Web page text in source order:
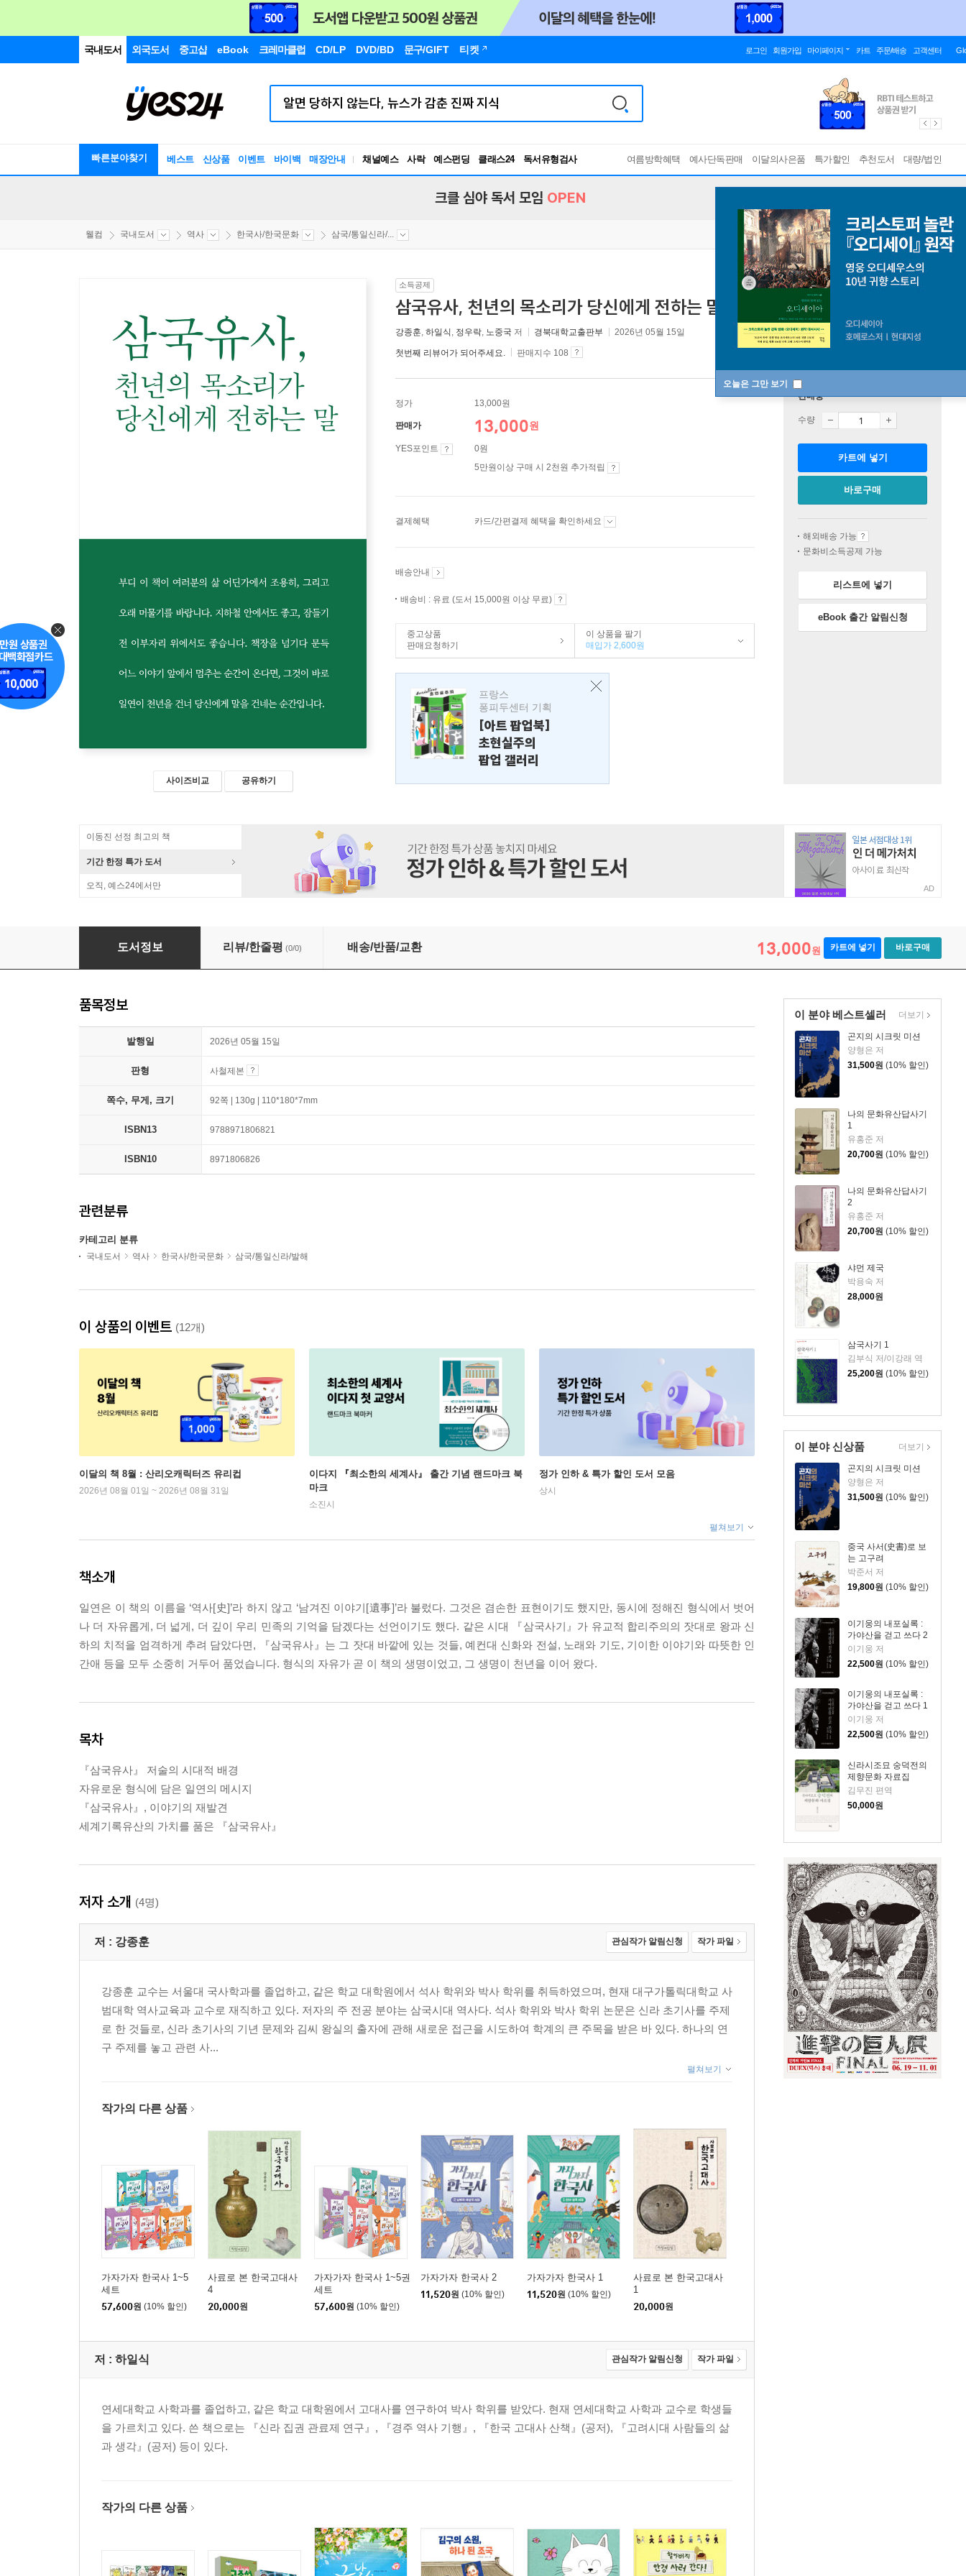
국내도서 외국도서 중고샵 eBook 크레마클럽 CD/LP DVD/BD 문구/GIFT 티켓 로그인 회원가입 마이페이지 카트 주문/배송 고객센터
빠른분야찾기 베스트 신상품 이벤트 바이백 매장안내 채널예스 사락 예스펀딩 클래스24
독서유형검사
RBTI Lab
여름방학혜택 예사단독판매 이달의사은품 특가할인 추천도서 대량/법인
오늘은 그만 보기
크클 심야 독서 모임 OPEN
웰컴 국내도서 역사 한국사/한국문화 삼국/통일신라/...
사이즈비교 공유하기
소득공제
삼국유사, 천년의 목소리가 당신에게 전하는 말
강종훈, 하일식 , 정우락, 노중국 저 경북대학교출판부 2026년 05월 15일
첫번째 리뷰어가 되어주세요. 판매지수 108
정가 13,000원
판매가 13,000원
YES포인트
0원
5만원이상 구매 시 2천원 추가적립
결제혜택 카드/간편결제 혜택을 확인하세요
배송안내
배송비 : 유료 (도서 15,000원 이상 무료)
중고상품
판매요청하기
이 상품을 팔기
매입가 2,600원
프랑스
퐁피두센터 기획
[아트 팝업북]
초현실주의
팝업 갤러리
판매중
수량
카트에 넣기
바로구매
해외배송 가능
문화비소득공제 가능
리스트에 넣기
eBook 출간 알림신청
이동진 선정 최고의 책
기간 한정 특가 도서
오직, 예스24에서만 AD
삼국유사, 천년의 목소리가 당신에게 전하는 말
도서정보 리뷰/한줄평 (0/0) 배송/반품/교환 13,000원 카트에 넣기 바로구매
이 분야 베스트셀러
곤지의 시크릿 미션
양형은 저
31,500원 (10% 할인)
나의 문화유산답사기
1
유홍준 저
20,700원 (10% 할인)
나의 문화유산답사기
2
유홍준 저
20,700원 (10% 할인)
샤먼 제국
박용숙 저
28,000원
삼국사기 1
김부식 저/이강래 역
25,200원 (10% 할인)
더보기
이 분야 신상품
곤지의 시크릿 미션
양형은 저
31,500원 (10% 할인)
중국 사서(史書)로 보
는 고구려
박준서 저
19,800원 (10% 할인)
이기웅의 내포실록 :
가야산을 걷고 쓰다 2
이기웅 저
22,500원 (10% 할인)
이기웅의 내포실록 :
가야산을 걷고 쓰다 1
이기웅 저
22,500원 (10% 할인)
신라시조묘 숭덕전의
제향문화 자료집
김무진 편역
50,000원
더보기
품목정보
발행일 2026년 05월 15일
판형 사철제본
쪽수, 무게, 크기 92쪽 | 130g | 110*180*7mm
ISBN13 9788971806821
ISBN10 8971806826
관련분류
카테고리 분류
국내도서 역사 한국사/한국문화 삼국/통일신라/발해
이 상품의 이벤트 (12개)
이달의 책 8월 : 산리오캐릭터즈 유리컵
2026년 08월 01일 ~ 2026년 08월 31일
이다지 『최소한의 세계사』 출간 기념 랜드마크 북
마크
소진시
정가 인하 & 특가 할인 도서 모음
상시
펼쳐보기
책소개
일연은 이 책의 이름을 ‘역사[史]’라 하지 않고 ‘남겨진 이야기[遺事]’라 불렀다. 그것은 겸손한 표현이기도 했지만, 동시에 정해진 형식에서 벗어
나 더 자유롭게, 더 넓게, 더 깊이 우리 민족의 기억을 담겠다는 선언이기도 했다. 같은 시대 『삼국사기』가 유교적 합리주의의 잣대로 왕과 신
하의 치적을 엄격하게 추려 담았다면, 『삼국유사』는 그 잣대 바깥에 있는 것들, 예컨대 신화와 전설, 노래와 기도, 기이한 이야기와 따뜻한 인
간애 등을 모두 소중히 거두어 품었습니다. 형식의 자유가 곧 이 책의 생명이었고, 그 생명이 천년을 이어 왔다.
목차
『삼국유사』 저술의 시대적 배경
자유로운 형식에 담은 일연의 메시지
『삼국유사』, 이야기의 재발견
세계기록유산의 가치를 품은 『삼국유사』
저자 소개 (4명)
저 : 강종훈 관심작가 알림신청 작가 파일
강종훈 교수는 서울대 국사학과를 졸업하고, 같은 학교 대학원에서 석사 학위와 박사 학위를 취득하였으며, 현재 대구가톨릭대학교 사
범대학 역사교육과 교수로 재직하고 있다. 저자의 주 전공 분야는 삼국시대 역사다. 석사 학위와 박사 학위 논문은 신라 초기사를 주제
로 한 것들로, 신라 초기사의 기년 문제와 김씨 왕실의 출자에 관해 새로운 접근을 시도하여 학계의 큰 주목을 받은 바 있다. 하나의 연
구 주제를 놓고 관련 사...
펼쳐보기
작가의 다른 상품
가자가자 한국사 1~5
세트
57,600원 (10% 할인)
사료로 본 한국고대사
4
20,000원
가자가자 한국사 1~5권
세트
57,600원 (10% 할인)
가자가자 한국사 2
11,520원 (10% 할인)
가자가자 한국사 1
11,520원 (10% 할인)
사료로 본 한국고대사
1
20,000원
저 : 하일식 관심작가 알림신청 작가 파일
연세대학교 사학과를 졸업하고, 같은 학교 대학원에서 고대사를 연구하여 박사 학위를 받았다. 현재 연세대학교 사학과 교수로 학생들
을 가르치고 있다. 쓴 책으로는 『신라 집권 관료제 연구』, 『경주 역사 기행』, 『한국 고대사 산책』(공저), 『고려시대 사람들의 삶
과 생각』(공저) 등이 있다.
작가의 다른 상품